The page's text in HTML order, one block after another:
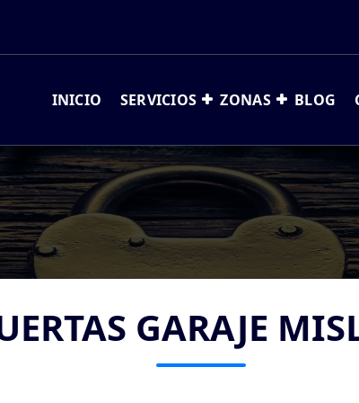
INICIO SERVICIOS ZONAS BLOG
GARAJE